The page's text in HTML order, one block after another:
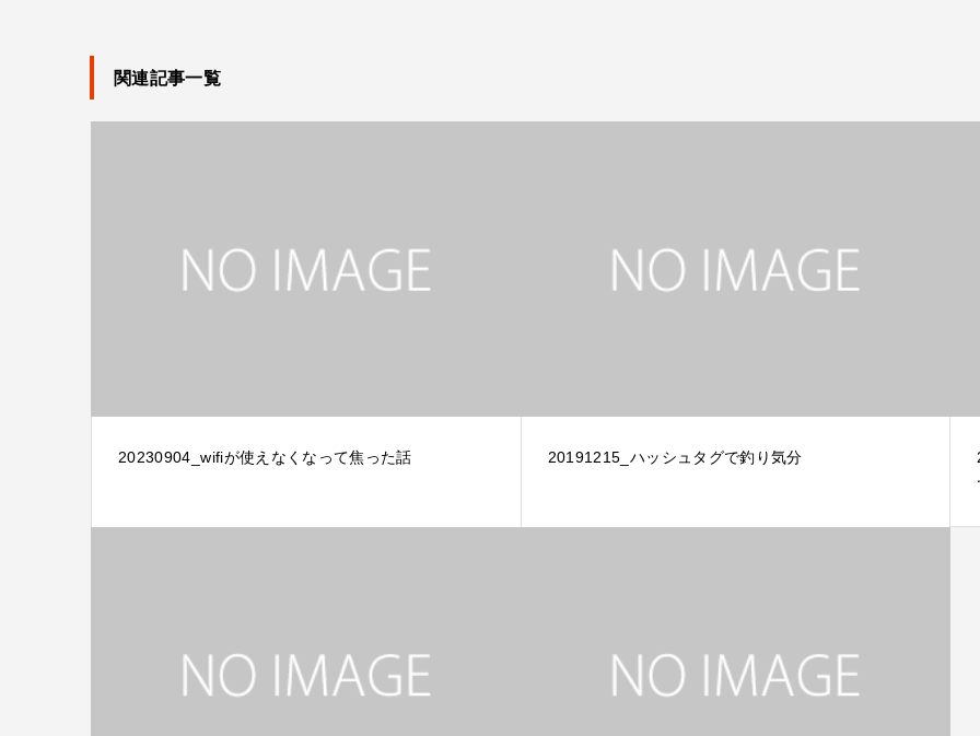
関連記事一覧
20230904_wifiが使えなくなって焦った話 20191215_ハッシュタグで釣り気分